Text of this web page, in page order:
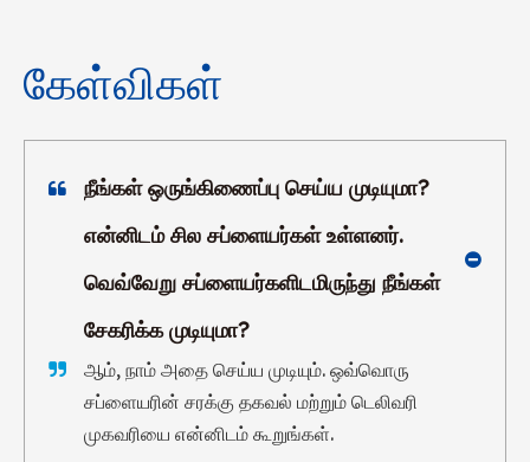
கேள்விகள்
நீங்கள் ஒருங்கிணைப்பு செய்ய முடியுமா?
என்னிடம் சில சப்ளையர்கள் உள்ளனர்.
வெவ்வேறு சப்ளையர்களிடமிருந்து நீங்கள்
சேகரிக்க முடியுமா?
ஆம், நாம் அதை செய்ய முடியும். ஒவ்வொரு
சப்ளையரின் சரக்கு தகவல் மற்றும் டெலிவரி
முகவரியை என்னிடம் கூறுங்கள்.